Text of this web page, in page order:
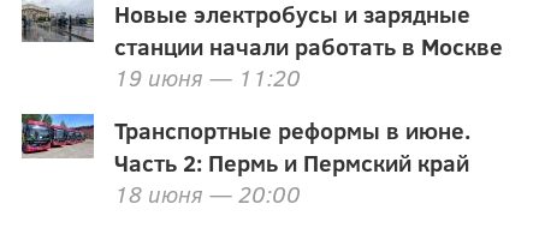
Новые электробусы и зарядные
станции начали работать в Москве
19 июня — 11:20
Транспортные реформы в июне.
Часть 2: Пермь и Пермский край
18 июня — 20:00